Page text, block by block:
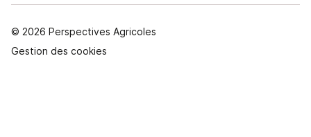
© 2026 Perspectives Agricoles
Gestion des cookies